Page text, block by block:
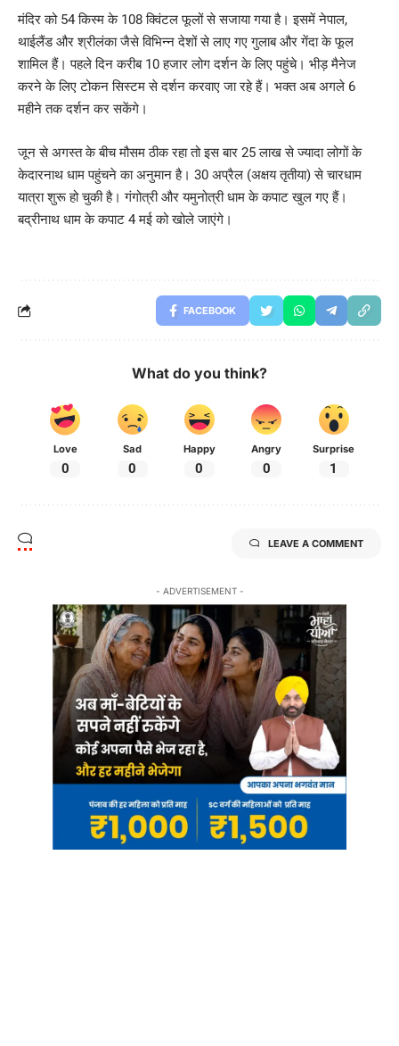
मंदिर को 54 किस्म के 108 क्विंटल फूलों से सजाया गया है। इसमें नेपाल,
थाईलैंड और श्रीलंका जैसे विभिन्न देशों से लाए गए गुलाब और गेंदा के फूल
शामिल हैं। पहले दिन करीब 10 हजार लोग दर्शन के लिए पहुंचे। भीड़ मैनेज
करने के लिए टोकन सिस्टम से दर्शन करवाए जा रहे हैं। भक्त अब अगले 6
महीने तक दर्शन कर सकेंगे।
जून से अगस्त के बीच मौसम ठीक रहा तो इस बार 25 लाख से ज्यादा लोगों के
केदारनाथ धाम पहुंचने का अनुमान है। 30 अप्रैल (अक्षय तृतीया) से चारधाम
यात्रा शुरू हो चुकी है। गंगोत्री और यमुनोत्री धाम के कपाट खुल गए हैं।
बद्रीनाथ धाम के कपाट 4 मई को खोले जाएंगे।
FACEBOOK
What do you think?
Love
0
Sad
0
Happy
0
Angry
0
Surprise
1
LEAVE A COMMENT
- ADVERTISEMENT -